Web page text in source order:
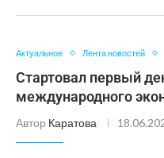
Актуальное Лента новостей
Стартовал первый
международного
Автор Каратова